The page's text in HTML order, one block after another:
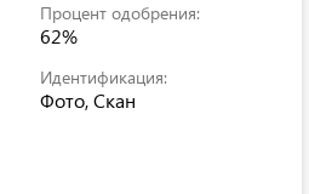
Процент одобрения:
62%
Идентификация:
Фото, Скан